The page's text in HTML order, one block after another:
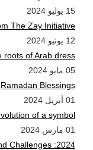
15 يوليو 2024
The Zay Initiative
12 يونيو 2024
roots of Arab dress
05 مايو 2024
Ramadan Blessings
01 أبريل 2024
of a symbol
01 مارس 2024
2024: Innovation and Challenges